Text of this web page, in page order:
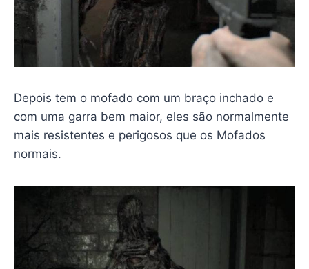
Depois tem o mofado com um braço inchado e
com uma garra bem maior, eles são normalmente
mais resistentes e perigosos que os Mofados
normais.